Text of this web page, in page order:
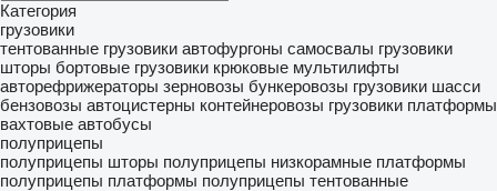
Категория
грузовики
тентованные грузовики автофургоны самосвалы грузовики
шторы бортовые грузовики крюковые мультилифты
авторефрижераторы зерновозы бункеровозы грузовики шасси
бензовозы автоцистерны контейнеровозы грузовики платформы
вахтовые автобусы
полуприцепы
полуприцепы шторы полуприцепы низкорамные платформы
полуприцепы платформы полуприцепы тентованные